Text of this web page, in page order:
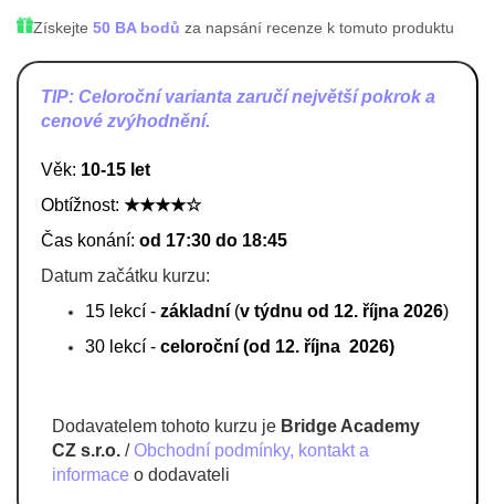
Získejte 50 BA bodů za napsání recenze k tomuto produktu
TIP: Celoroční varianta zaručí největší pokrok a
cenové zvýhodnění.
Věk: 10-15 let
Obtížnost: ★★★★☆
Čas konání: od 17:30 do 18:45
Datum začátku kurzu:
15 lekcí - základní (v týdnu od 12. října 2026)
30 lekcí - celoroční (od 12. října 2026)
Dodavatelem tohoto kurzu je Bridge Academy
CZ s.r.o. /Obchodní podmínky, kontakt a
informace o dodavateli